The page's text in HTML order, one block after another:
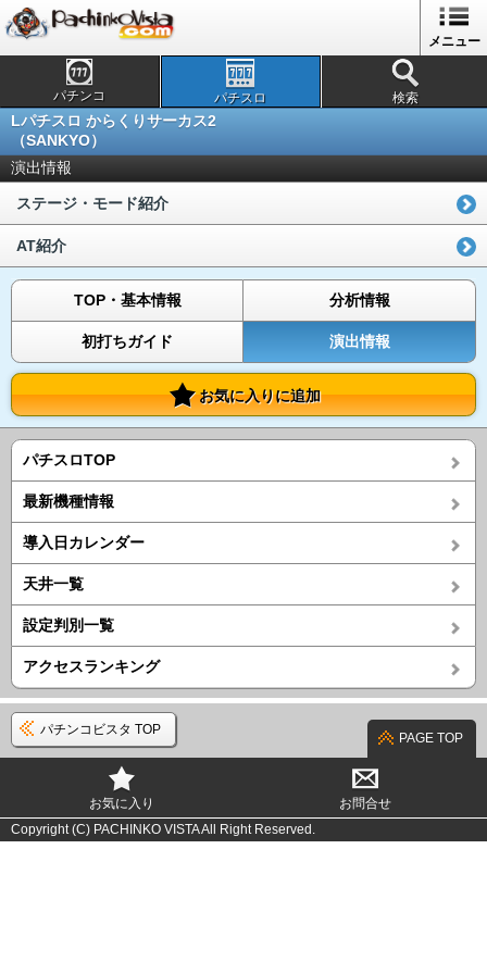
メニュー
パチンコ パチスロ 検索
Lパチスロ からくりサーカス2
（SANKYO）
演出情報
ステージ・モード紹介
AT紹介
TOP・基本情報 分析情報
初打ちガイド 演出情報
お気に入りに追加
パチスロTOP
最新機種情報
導入日カレンダー
天井一覧
設定判別一覧
アクセスランキング
パチンコビスタ TOP
PAGE TOP
お気に入り
お問合せ
Copyright (C) PACHINKO VISTA All Right Reserved.